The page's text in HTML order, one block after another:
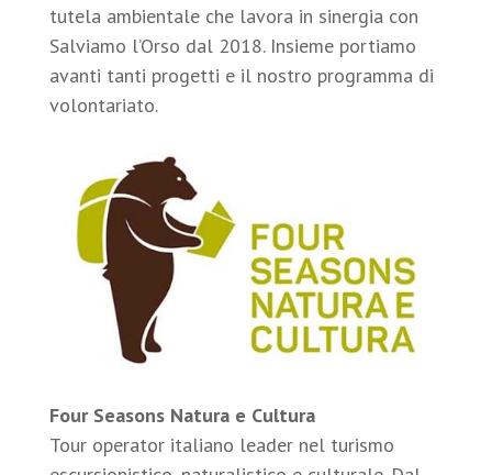
tutela ambientale che lavora in sinergia con
Salviamo l’Orso dal 2018. Insieme portiamo
avanti tanti progetti e il nostro programma di
volontariato.
Four Seasons Natura e Cultura
Tour operator italiano leader nel turismo